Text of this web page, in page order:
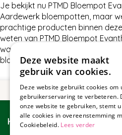
Je bekijkt nu PTMD Bloempot
Aardewerk bloempotten, maar
prachtige producten binnen
weten van PTMD Bloempot
wat wij nog meer te bieden
bloempotten, neem dan gerust
Klantenservice
Deze website maakt
gebruik van cookies.
Deze website gebruikt cookies om
gebruikerservaring te verbeteren.
onze website te gebruiken, stemt
alle cookies in overeenstemming
Cookiebeleid. Lees verder